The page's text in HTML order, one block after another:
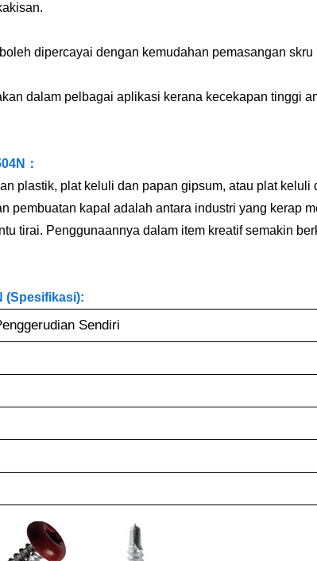
dipercayai dengan kemudahan pemasangan skru
dalam pelbagai aplikasi kerana kecekapan tinggi
：
plastik, plat keluli dan papan gipsum, atau plat
pembuatan kapal adalah antara industri yang kerap
tirai. Penggunaannya dalam item kreatif semakin
(Spesifikasi):
Sendiri